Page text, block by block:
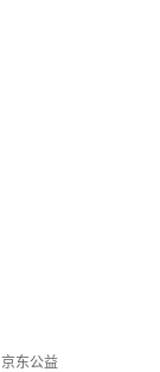
京东公益